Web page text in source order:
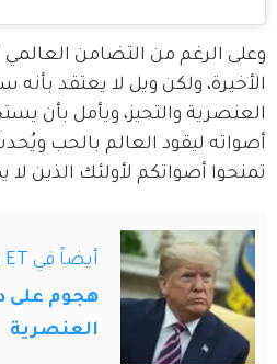
وعلى الرغم من التضامن
الأخيرة، ولكن ويل لا يعتقد بأنه
العنصرية والتحيز، ويأمل بأن
أصواته ليقود العالم بالحب
تمنحوا أصواتكم لأولئك الذين
أيضاً في ET بالعربي
هجوم على
العنصرية